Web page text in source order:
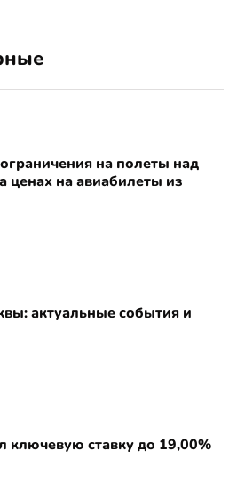
на полеты над
ценах на авиабилеты из
актуальные события и
ключевую ставку до 19,00%